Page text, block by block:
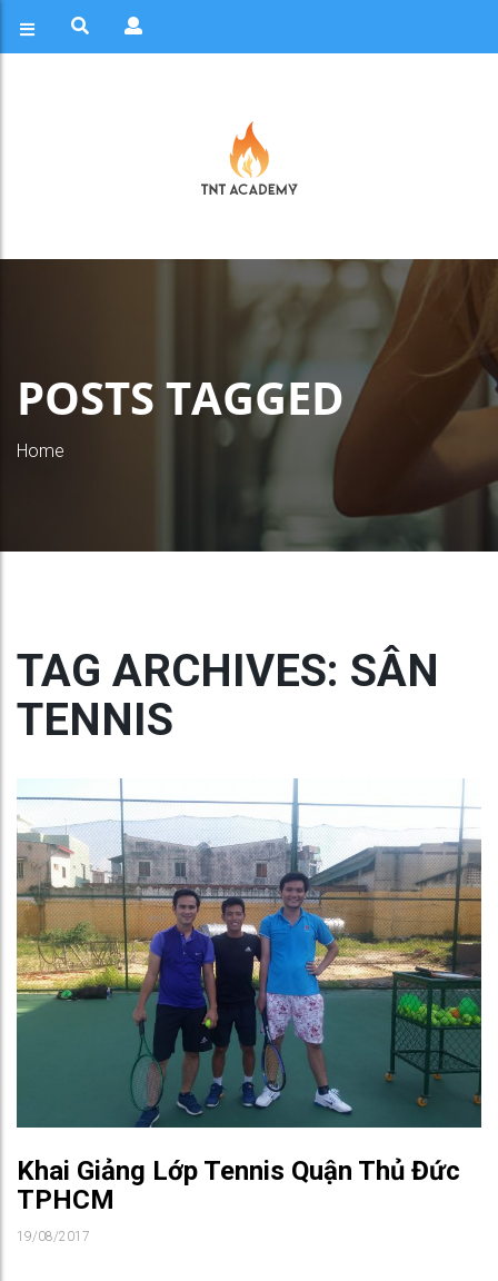
POSTS TAGGED
Home
TAG ARCHIVES: SÂN
TENNIS
Khai Giảng Lớp Tennis Quận Thủ Đức
TPHCM
19/08/2017